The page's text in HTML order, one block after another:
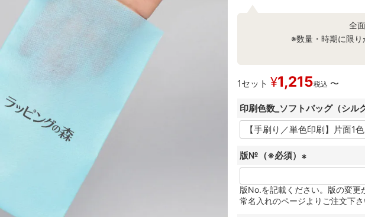
全
※数量・時期に限
1セット ¥1,215税込 〜
印刷色数_ソフトバッグ（シル
版№（※必須）
必
須
版No.を記載ください。版の変
常名入れのページよりご注文下